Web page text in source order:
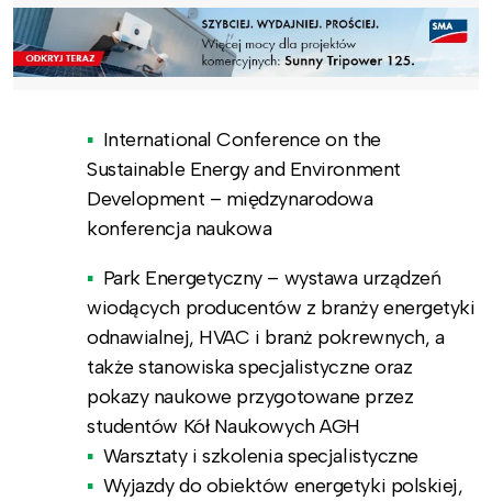
International Conference on the
Sustainable Energy and Environment
Development – międzynarodowa
konferencja naukowa
Park Energetyczny – wystawa urządzeń
wiodących producentów z branży energetyki
odnawialnej, HVAC i branż pokrewnych, a
także stanowiska specjalistyczne oraz
pokazy naukowe przygotowane przez
studentów Kół Naukowych AGH
Warsztaty i szkolenia specjalistyczne
Wyjazdy do obiektów energetyki polskiej,